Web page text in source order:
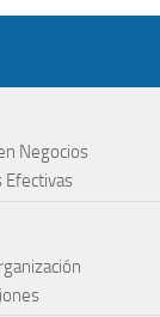
Negocios
Efectivas